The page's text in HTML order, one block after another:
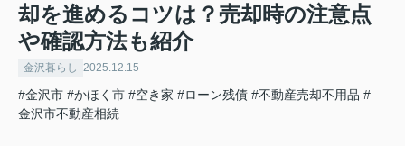
却を進めるコツは？売却時の注意点
や確認方法も紹介
金沢暮らし 2025.12.15
#金沢市 #かほく市 #空き家 #ローン残債 #不動産売却不用品 #
金沢市不動産相続